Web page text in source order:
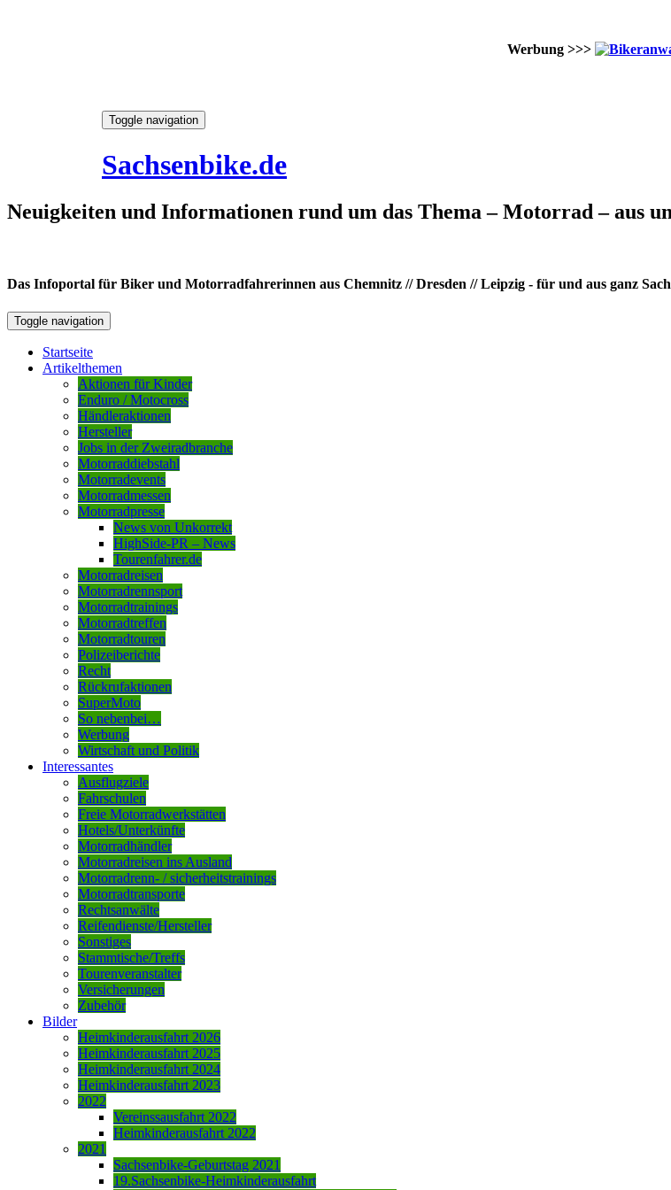
Werbung >>>
Toggle navigation
Sachsenbike.de
Neuigkeiten und Informationen rund um das Thema – Motorrad – aus
Das Infoportal für Biker und Motorradfahrerinnen aus Chemnitz // Dresden // Leipzig - für und aus ganz
Toggle navigation
Startseite
Artikelthemen
Aktionen für Kinder
Enduro / Motocross
Händleraktionen
Hersteller
Jobs in der Zweiradbranche
Motorraddiebstahl
Motorradevents
Motorradmessen
Motorradpresse
News von Unkorrekt
HighSide-PR – News
Tourenfahrer.de
Motorradreisen
Motorradrennsport
Motorradtrainings
Motorradtreffen
Motorradtouren
Polizeiberichte
Recht
Rückrufaktionen
SuperMoto
So nebenbei…
Werbung
Wirtschaft und Politik
Interessantes
Ausflugziele
Fahrschulen
Freie Motorradwerkstätten
Hotels/Unterkünfte
Motorradhändler
Motorradreisen ins Ausland
Motorradrenn- / sicherheitstrainings
Motorradtransporte
Rechtsanwälte
Reifendienste/Hersteller
Sonstiges
Stammtische/Treffs
Tourenveranstalter
Versicherungen
Zubehör
Bilder
Heimkinderausfahrt 2026
Heimkinderausfahrt 2025
Heimkinderausfahrt 2024
Heimkinderausfahrt 2023
2022
Vereinssausfahrt 2022
Heimkinderausfahrt 2022
2021
Sachsenbike-Geburtstag 2021
19.Sachsenbike-Heimkinderausfahrt